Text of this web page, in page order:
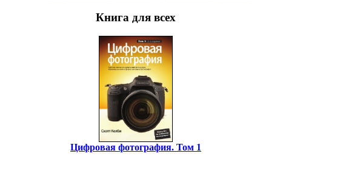
Книга для всех
Цифровая фотография. Том 1